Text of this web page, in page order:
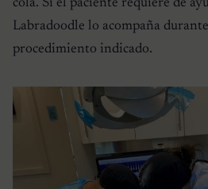
cola. Si el paciente requiere de
Labradoodle lo acompaña
procedimiento indicado.